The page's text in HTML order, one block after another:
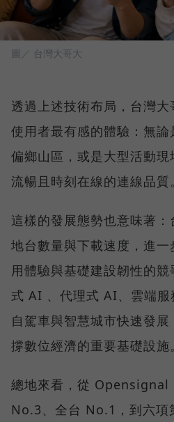
圖／ 台灣大哥大
透過上述技術布局，台灣
使用者最有感的體驗：無論
偏鄉山區，或是大型活動現
流暢且時刻在線的連線品質。
這樣的發展態勢也意味著
地台數量與下載速度，進
用體驗與基礎建設韌性的
式 AI 、代理式 AI、雲端服
自駕車與智慧城市快速發
撐數位經濟的重要基礎設施。
總地來看，從 Opensignal
No.3、全台 No.1，到六項